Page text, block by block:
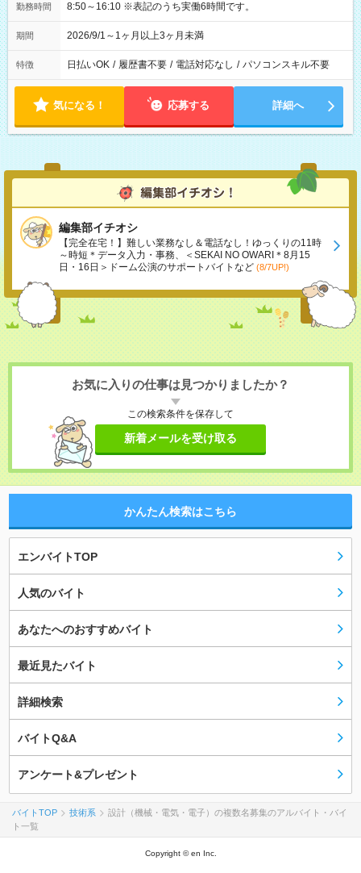
勤務時間 8:50～16:10 ※表記のうち実働6時間です。
期間 2026/9/1～1ヶ月以上3ヶ月未満
特徴 日払いOK / 履歴書不要 / 電話対応なし / パソコンスキル不要
気になる！ 応募する 詳細へ
編集部イチオシ
【完全在宅！】難しい業務なし＆電話なし！ゆっくりの11時
～時短＊データ入力・事務、＜SEKAI NO OWARI＊8月15
日・16日＞ドーム公演のサポートバイトなど (8/7UP!)
お気に入りの仕事は見つかりましたか？
この検索条件を保存して
新着メールを受け取る
かんたん検索はこちら
エンバイトTOP
人気のバイト
あなたへのおすすめバイト
最近見たバイト
詳細検索
バイトQ&A
アンケート&プレゼント
バイトTOP 技術系
設計（機械・電気・電子）の複数名募集のアルバイト・バイ
ト一覧
Copyright © en Inc.